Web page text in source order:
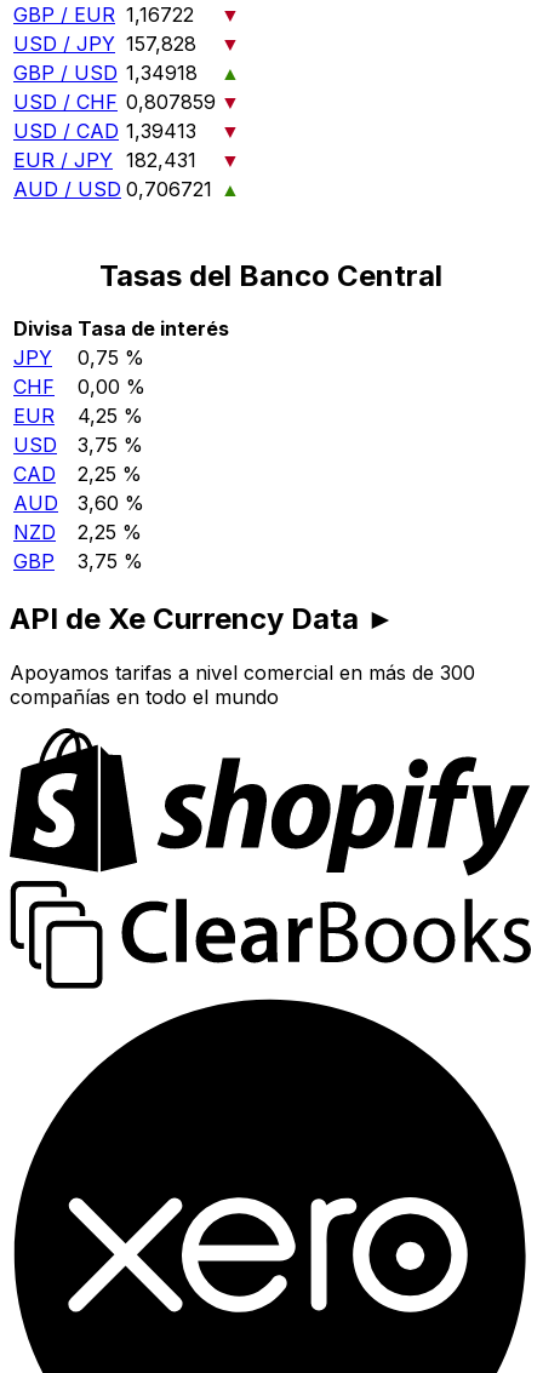
GBP / EUR 1,16722
▼
USD / JPY 157,828
▼
GBP / USD 1,34918
▲
USD / CHF 0,807859 ▼
USD / CAD 1,39413
▼
EUR / JPY 182,431
▼
AUD / USD 0,706721 ▲
Tasas del Banco Central
Divisa Tasa de interés
JPY
0,75 %
CHF
0,00 %
EUR
4,25 %
USD
3,75 %
CAD
2,25 %
AUD
3,60 %
NZD
2,25 %
GBP
3,75 %
API de Xe Currency Data ►
Apoyamos tarifas a nivel comercial en más de 300
compañías en todo el mundo